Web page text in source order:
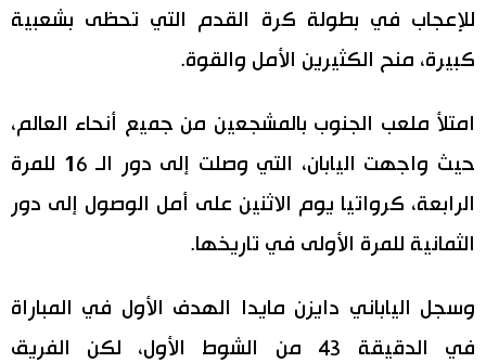
صور
أشخاص
تجارب وآراء
سياسة
اقتصاد
مجتمع
الأكثر تفاعلا
اللغة اليابانية
موسوعة اليابان
هو وهي
المطبخ الياباني
تواصل معنا
للإعجاب في بطولة كرة القدم التي تحظى بشعبية
كبيرة، منح الكثيرين الأمل والقوة.
امتلأ ملعب الجنوب بالمشجعين من جميع أنحاء العالم،
حيث واجهت اليابان، التي وصلت إلى دور الـ 16 للمرة
الرابعة، كرواتيا يوم الاثنين على أمل الوصول إلى دور
الثمانية للمرة الأولى في تاريخها.
وسجل الياباني دايزن مايدا الهدف الأول في المباراة
في الدقيقة 43 من الشوط الأول، لكن الفريق